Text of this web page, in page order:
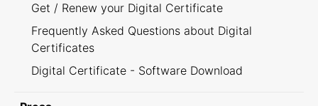
Get / Renew your Digital Certificate
Frequently Asked Questions about Digital
Certificates
Digital Certificate - Software Download